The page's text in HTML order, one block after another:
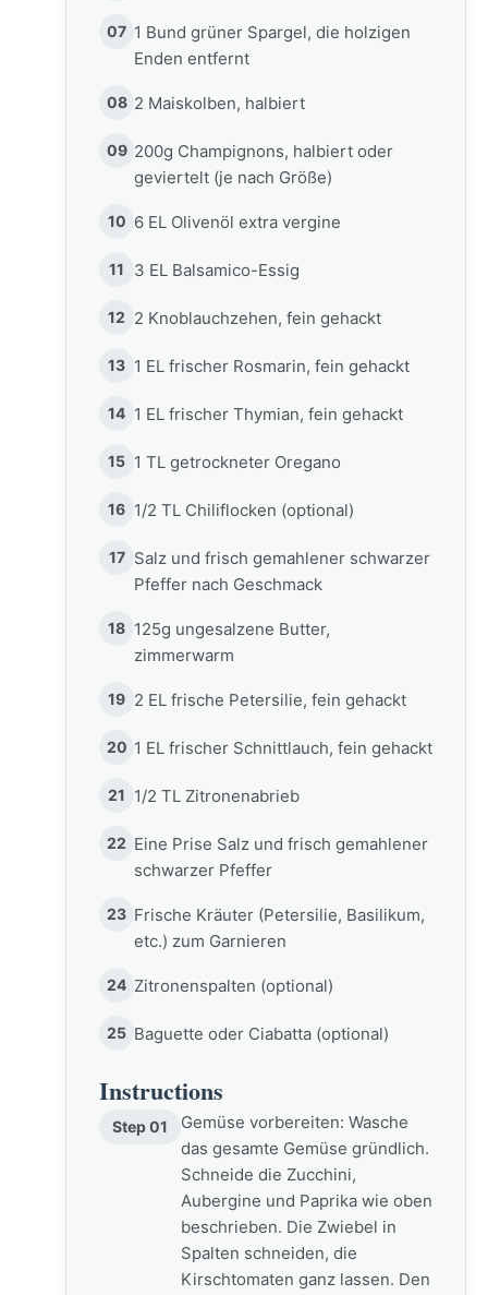
07 1 Bund grüner Spargel, die holzigen
Enden entfernt
08 2 Maiskolben, halbiert
09 200g Champignons, halbiert oder
geviertelt (je nach Größe)
10 6 EL Olivenöl extra vergine
11 3 EL Balsamico-Essig
12 2 Knoblauchzehen, fein gehackt
13 1 EL frischer Rosmarin, fein gehackt
14 1 EL frischer Thymian, fein gehackt
15 1 TL getrockneter Oregano
16 1/2 TL Chiliflocken (optional)
17 Salz und frisch gemahlener schwarzer
Pfeffer nach Geschmack
18 125g ungesalzene Butter,
zimmerwarm
19 2 EL frische Petersilie, fein gehackt
20 1 EL frischer Schnittlauch, fein gehackt
21 1/2 TL Zitronenabrieb
22 Eine Prise Salz und frisch gemahlener
schwarzer Pfeffer
23 Frische Kräuter (Petersilie, Basilikum,
etc.) zum Garnieren
24 Zitronenspalten (optional)
25 Baguette oder Ciabatta (optional)
Instructions
Step 01
Gemüse vorbereiten: Wasche
das gesamte Gemüse gründlich.
Schneide die Zucchini,
Aubergine und Paprika wie oben
beschrieben. Die Zwiebel in
Spalten schneiden, die
Kirschtomaten ganz lassen. Den